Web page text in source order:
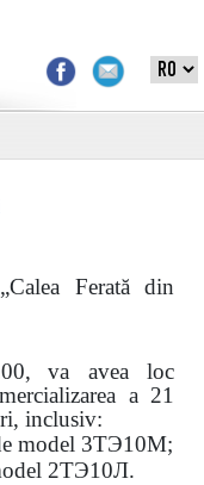
Ferată din
va avea loc
a 21
inclusiv:
model 3ТЭ10М;
2ТЭ10Л.